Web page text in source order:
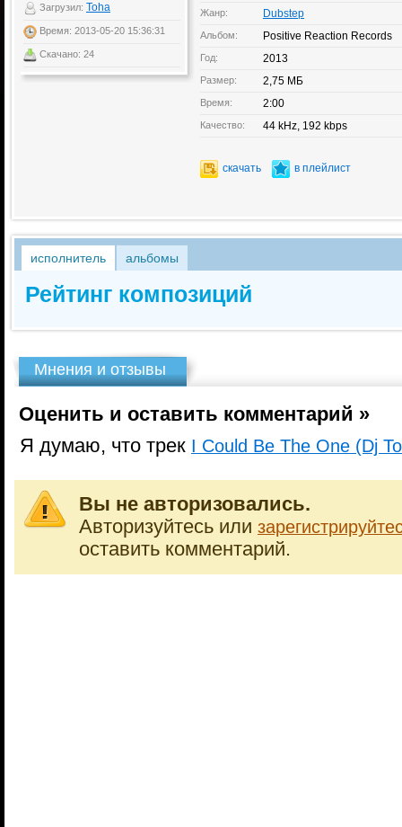
Загрузил: Toha
Время: 2013-05-20 15:36:31
Скачано: 24
Жанр: Dubstep
Альбом: Positive Reaction Records
Год: 2013
Размер: 2,75 МБ
Время: 2:00
Качество: 44 kHz, 192 kbps
скачать в плейлист
исполнитель альбомы
Рейтинг композиций
Мнения и отзывы
Оценить и оставить комментарий »
Я думаю, что трек I Could Be The One (Dj
Вы не авторизовались.
Авторизуйтесь или
оставить комментарий.